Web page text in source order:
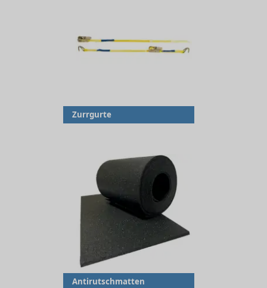
Zurrgurte
Antirutschmatten